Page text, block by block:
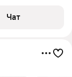
5 минут
Чат